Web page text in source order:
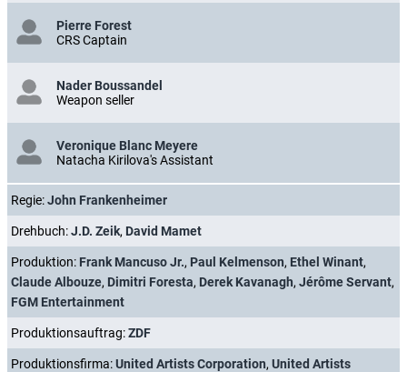
Pierre Forest
CRS Captain
Nader Boussandel
Weapon seller
Veronique Blanc Meyere
Natacha Kirilova's Assistant
Regie:John Frankenheimer
Drehbuch:J.D. Zeik, David Mamet
Produktion: Frank Mancuso Jr., Paul Kelmenson, Ethel Winant,
Claude Albouze, Dimitri Foresta, Derek Kavanagh, Jérôme Servant,
FGM Entertainment
Produktionsauftrag:ZDF
Produktionsfirma:United Artists Corporation, United Artists